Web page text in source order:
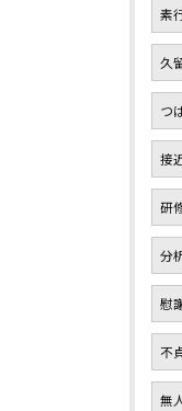
素
久
つ
接
研
分
慰
不
無